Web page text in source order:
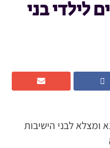
לילדי בני
ומצלא לבני הישיבות